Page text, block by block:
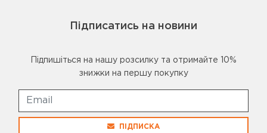
Підписатись на новини
Підпишіться на нашу розсилку та отримайте 10%
знижки на першу покупку
ПІДПИСКА